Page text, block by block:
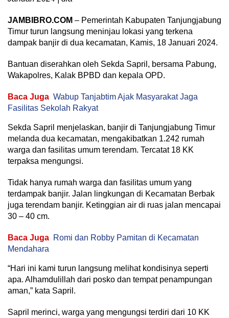
JAMBIBRO.COM – Pemerintah Kabupaten Tanjungjabung
Timur turun langsung meninjau lokasi yang terkena
dampak banjir di dua kecamatan, Kamis, 18 Januari 2024.
Bantuan diserahkan oleh Sekda Sapril, bersama Pabung,
Wakapolres, Kalak BPBD dan kepala OPD.
Baca Juga Wabup Tanjabtim Ajak Masyarakat Jaga
Fasilitas Sekolah Rakyat
Sekda Sapril menjelaskan, banjir di Tanjungjabung Timur
melanda dua kecamatan, mengakibatkan 1.242 rumah
warga dan fasilitas umum terendam. Tercatat 18 KK
terpaksa mengungsi.
Tidak hanya rumah warga dan fasilitas umum yang
terdampak banjir. Jalan lingkungan di Kecamatan Berbak
juga terendam banjir. Ketinggian air di ruas jalan mencapai
30 – 40 cm.
Baca Juga Romi dan Robby Pamitan di Kecamatan
Mendahara
“Hari ini kami turun langsung melihat kondisinya seperti
apa. Alhamdulillah dari posko dan tempat penampungan
aman,” kata Sapril.
Sapril merinci, warga yang mengungsi terdiri dari 10 KK